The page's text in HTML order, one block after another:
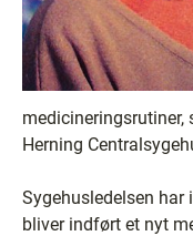
medicineringsrutiner,
Herning
Sygehusledelsen
bliver indført et nyt